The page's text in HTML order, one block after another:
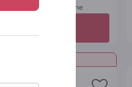
Regio Champagne
€